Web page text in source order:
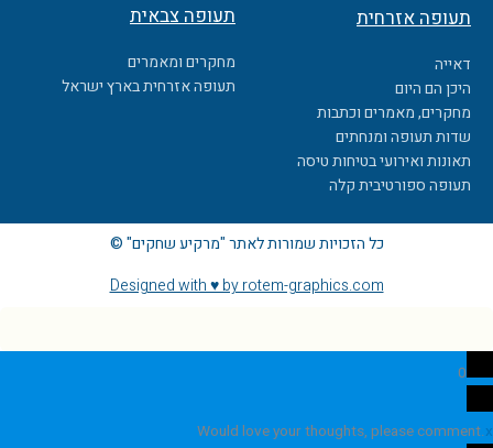
תעופה אזרחית
דאייה
היכן הם היום
מחקרים, מאמרים וכתבות
שדות תעופה ומנחתים
תאונות ואירועי בטיחות טיסה
תעופה ספורטיבית קלה
תעופה צבאית
מחקרים ומאמרים
תעופה אזרחית בארץ ישראל
כל הזכויות שמורות לאתר "מרקיע שחקים" ©
Designed with ♥ by rotem-graphics.com
0
Would love your thoughts, please comment.x